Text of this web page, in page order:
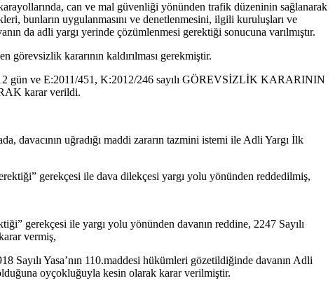
can ve mal güvenliği yönünden trafik düzeninin sağlanarak
bunların uygulanmasını ve denetlenmesini, ilgili kuruluşları ve
da adli yargı yerinde çözümlenmesi gerektiği sonucuna varılmıştır.
kararının kaldırılması gerekmiştir.
gün ve E:2011/451, K:2012/246 sayılı GÖREVSİZLİK KARARININ
karar verildi.
davacının uğradığı maddi zararın tazmini istemi ile Adli Yargı İlk
gerekçesi ile dava dilekçesi yargı yolu yönünden reddedilmiş,
gerekçesi ile yargı yolu yönünden davanın reddine, 2247 Sayılı
vermiş,
Sayılı Yasa’nın 110.maddesi hükümleri gözetildiğinde davanın Adli
oyçokluğuyla kesin olarak karar verilmiştir.